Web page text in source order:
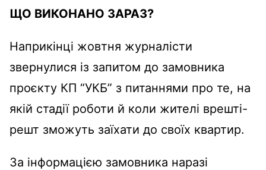
ЩО ВИКОНАНО ЗАРАЗ?
Наприкінці жовтня журналісти
звернулися із запитом до замовника
проєкту КП “УКБ” з питаннями про те, на
якій стадії роботи й коли жителі врешті-
решт зможуть заїхати до своїх квартир.
За інформацією замовника наразі